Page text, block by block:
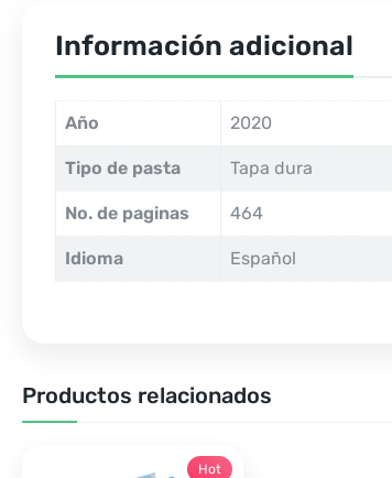
Información adicional
Año 2020
Tipo de pasta Tapa dura
No. de paginas 464
Idioma Español
Productos relacionados
Hot